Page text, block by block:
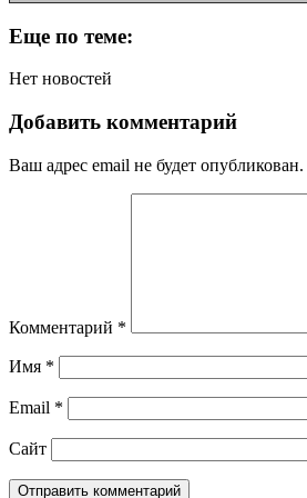
Еще по теме:
Нет новостей
Добавить комментарий
Ваш адрес email не будет опубликован.
Комментарий *
Имя *
Email *
Сайт